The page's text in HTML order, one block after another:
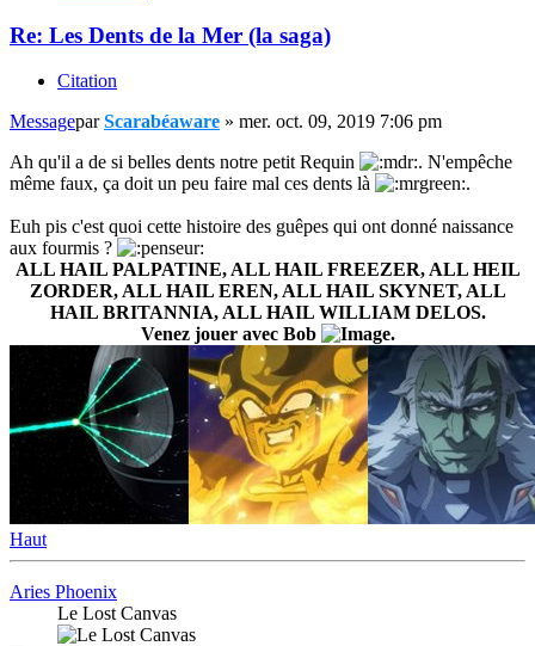
Re: Les Dents de la Mer (la saga)
Citation
MessageparScarabéaware » mer. oct. 09, 2019 7:06 pm
Ah qu'il a de si belles dents notre petit Requin
. N'empêche
même faux, ça doit un peu faire mal ces dents là
.
Euh pis c'est quoi cette histoire des guêpes qui ont donné naissance
aux fourmis ?
ALL HAIL PALPATINE, ALL HAIL FREEZER, ALL HEIL
ZORDER, ALL HAIL EREN, ALL HAIL SKYNET, ALL
HAIL BRITANNIA, ALL HAIL WILLIAM DELOS.
Venez jouer avec Bob
.
Haut
Aries Phoenix
Le Lost Canvas